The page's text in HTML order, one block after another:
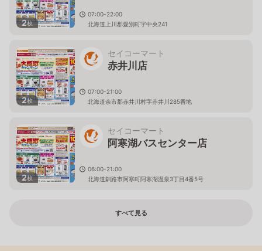
2枚
07:00-22:00
北海道上川郡愛別町字中央241
2枚
セイコーマート
赤井川店
07:00-21:00
北海道余市郡赤井川村字赤井川285番地
2枚
セイコーマート
阿寒湖バスセンター店
06:00-21:00
北海道釧路市阿寒町阿寒湖温泉3丁目4番5号
すべて見る